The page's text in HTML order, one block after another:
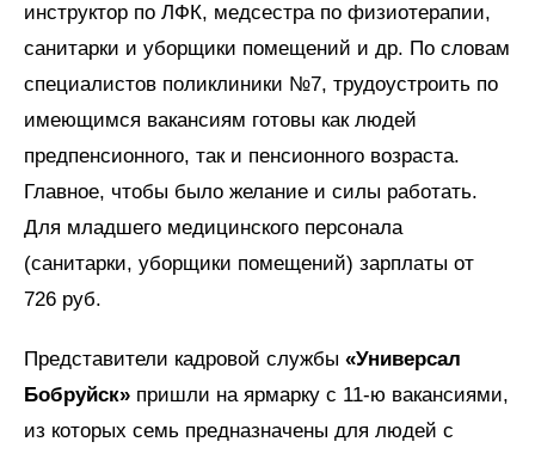
инструктор по ЛФК, медсестра по физиотерапии,
санитарки и уборщики помещений и др. По словам
специалистов поликлиники №7, трудоустроить по
имеющимся вакансиям готовы как людей
предпенсионного, так и пенсионного возраста.
Главное, чтобы было желание и силы работать.
Для младшего медицинского персонала
(санитарки, уборщики помещений) зарплаты от
726 руб.
Представители кадровой службы «Универсал
Бобруйск» пришли на ярмарку с 11-ю вакансиями,
из которых семь предназначены для людей с